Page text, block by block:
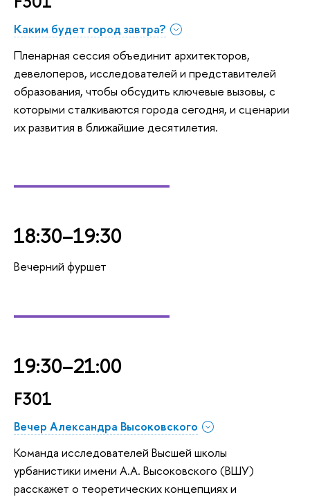
Каким будет город завтра?
Пленарная сессия объединит архитекторов,
девелоперов, исследователей и представителей
образования, чтобы обсудить ключевые вызовы, с
которыми сталкиваются города сегодня, и сценарии
их развития в ближайшие десятилетия.
18:30–19:30
Вечерний фуршет
19:30–21:00
F301
Вечер Александра Высоковского
Команда исследователей Высшей школы
урбанистики имени А.А. Высоковского (ВШУ)
расскажет о теоретических концепциях и